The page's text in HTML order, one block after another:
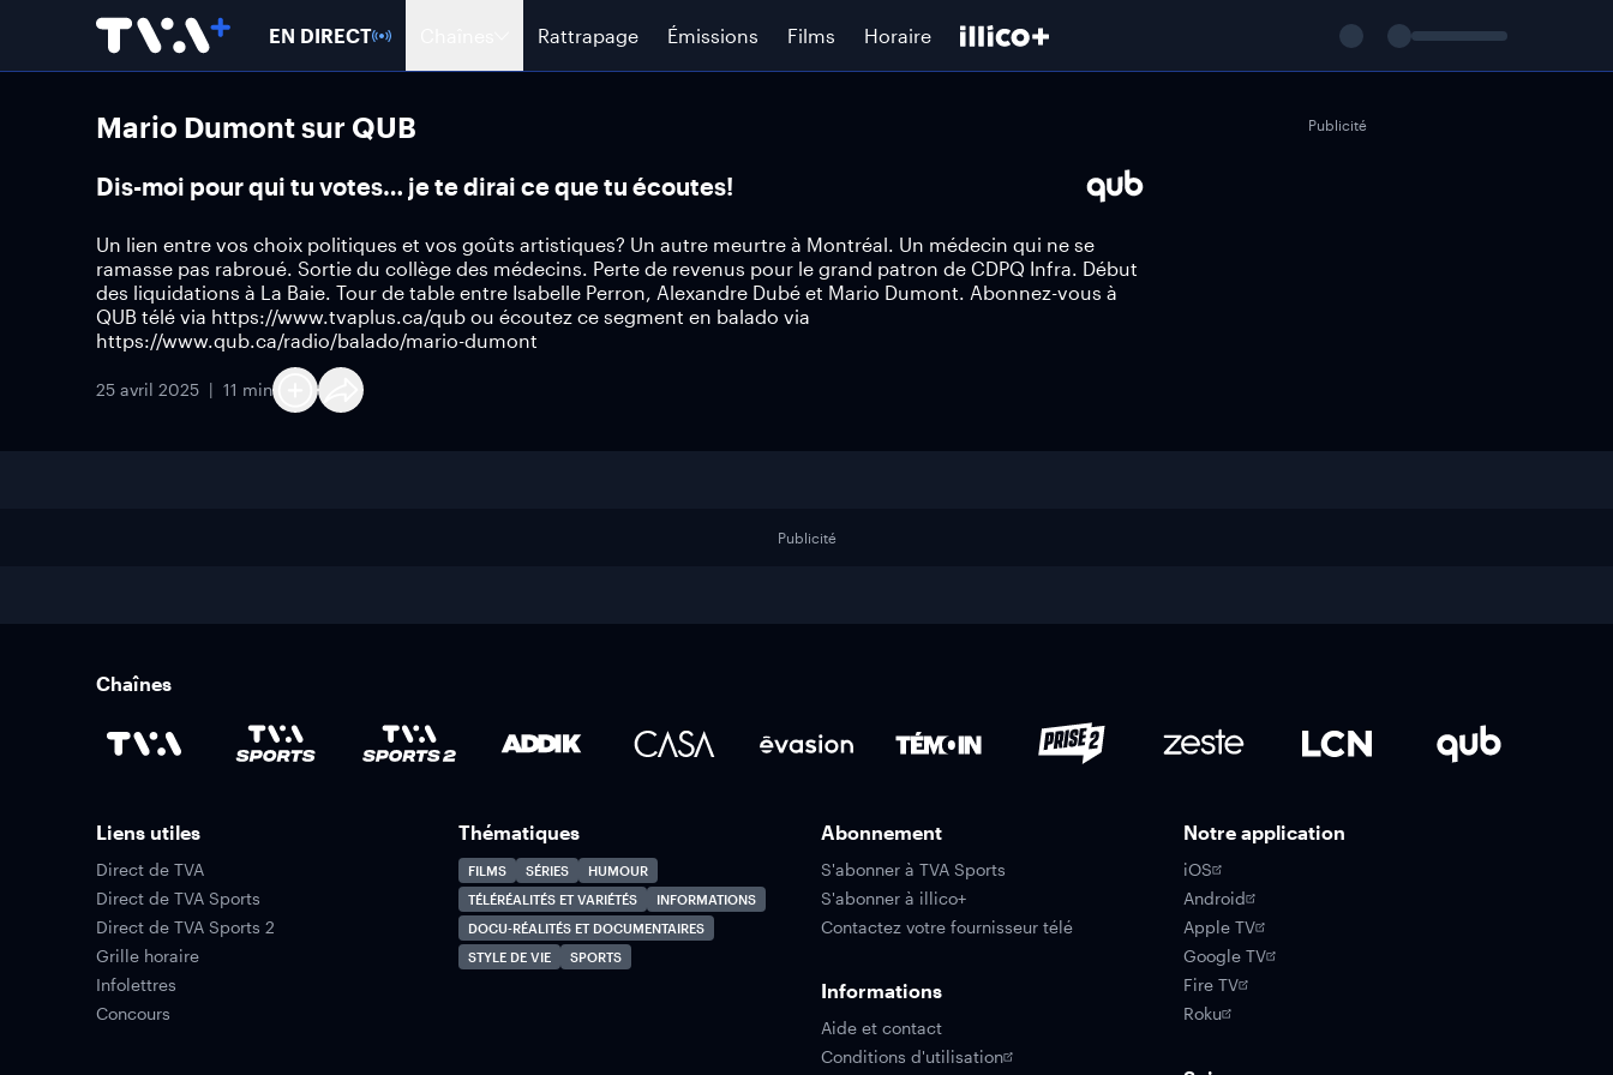
EN DIRECT Rattrapage Émissions Films Horaire
Mario Dumont sur QUB
Dis-moi pour qui tu votes… je te dirai ce que tu écoutes!
Un lien entre vos choix politiques et vos goûts artistiques? Un autre meurtre à Montréal. Un médecin qui ne se
ramasse pas rabroué. Sortie du collège des médecins. Perte de revenus pour le grand patron de CDPQ Infra. Début
des liquidations à La Baie. Tour de table entre Isabelle Perron, Alexandre Dubé et Mario Dumont. Abonnez-vous à
QUB télé via https://www.tvaplus.ca/qub ou écoutez ce segment en balado via
https://www.qub.ca/radio/balado/mario-dumont
25 avril 2025 11 min
Publicité
Publicité
Chaînes
Liens utiles
Direct de TVA
Direct de TVA Sports
Direct de TVA Sports 2
Grille horaire
Infolettres
Concours
Thématiques
FILMS SÉRIES
HUMOUR
TÉLÉRÉALITÉS ET VARIÉTÉS
INFORMATIONS
DOCU-RÉALITÉS ET DOCUMENTAIRES
STYLE DE VIE
SPORTS
Abonnement
S'abonner à TVA Sports
S'abonner à illico+
Contactez votre fournisseur télé
Informations
Aide et contact
Conditions d'utilisation
Notre application
iOS
Android
Apple TV
Google TV
Fire TV
Roku